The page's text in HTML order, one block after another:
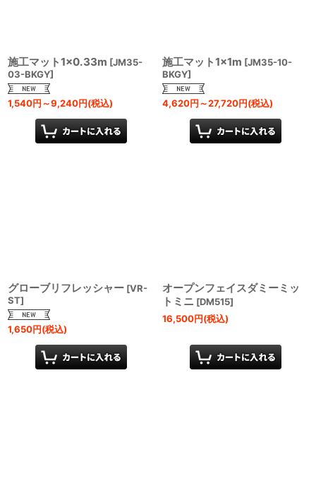
施工マット1×0.33m [JM35-
03-BKGY]
1,540円～9,240円(税込)
施工マット1×1m [JM35-10-
BKGY]
4,620円～27,720円(税込)
グローブリフレッシャー [VR-
ST]
1,650円(税込)
オープンフェイスダミーミッ
トミニ [DM515]
16,500円(税込)